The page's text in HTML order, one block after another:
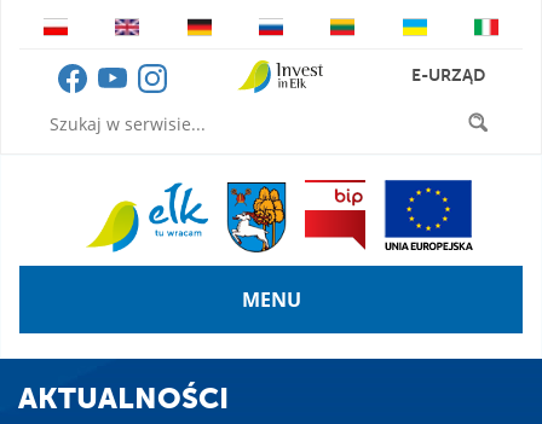
E-URZĄD
MENU
AKTUALNOŚCI